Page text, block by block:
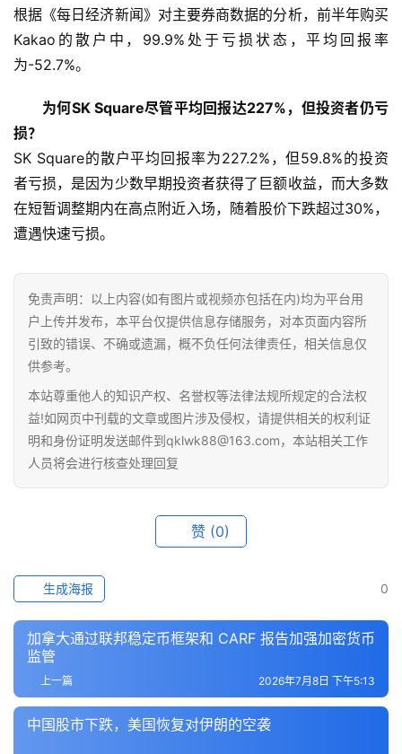
快
讯
百
科
根据《每日经济新闻》对主要券商数据的分析，前半年购买
Kakao的散户中，99.9%处于亏损状态，平均回报率
为-52.7%。
为何SK Square尽管平均回报达227%，但投资者仍亏
损？
SK Square的散户平均回报率为227.2%，但59.8%的投资
者亏损，是因为少数早期投资者获得了巨额收益，而大多数
在短暂调整期内在高点附近入场，随着股价下跌超过30%，
遭遇快速亏损。
免责声明：以上内容(如有图片或视频亦包括在内)均为平台用
户上传并发布，本平台仅提供信息存储服务，对本页面内容所
引致的错误、不确或遗漏，概不负任何法律责任，相关信息仅
供参考。
本站尊重他人的知识产权、名誉权等法律法规所规定的合法权
益!如网页中刊载的文章或图片涉及侵权，请提供相关的权利证
明和身份证明发送邮件到qklwk88@163.com，本站相关工作
人员将会进行核查处理回复
赞 (0)
0
生成海报
加拿大通过联邦稳定币框架和 CARF 报告加强加密货币
监管
上一篇 2026年7月8日 下午5:13
中国股市下跌，美国恢复对伊朗的空袭